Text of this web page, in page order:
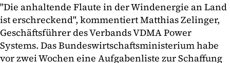
"Die anhaltende Flaute in der Windenergie an Land
ist erschreckend", kommentiert Matthias Zelinger,
Geschäftsführer des Verbands VDMA Power
Systems. Das Bundeswirtschaftsministerium habe
vor zwei Wochen eine Aufgabenliste zur Schaffung